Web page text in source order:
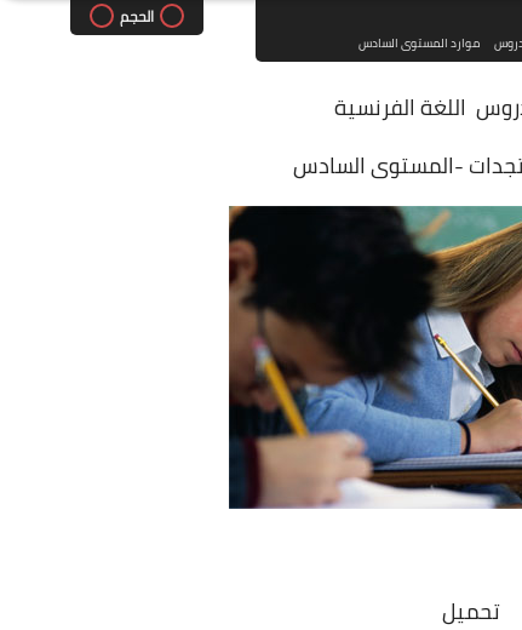
موارد المستوى السادس
الحجم
اللغة الفرنسية
-المستوى السادس
تحميل